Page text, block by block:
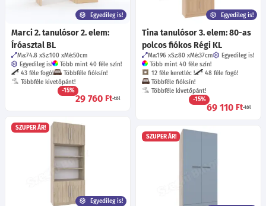
Egyedileg is!
Marci 2. tanulósor 2. elem:
Íróasztal BL
Ma:74.8 Sz:100 Mé:50cm
Egyedileg is!
Több mint 40 féle szín!
43 féle fogó!
Többféle fióksín!
Többféle kivetőpánt!
-15%
29 760 Ft-tól
Egyedileg is!
Tina tanulósor 3. elem: 80-as
polcos fiókos Régi KL
Ma:196 Sz:80 Mé:37cm
Egyedileg is!
Több mint 40 féle szín!
12 féle keretléc !
48 féle fogó!
Többféle fióksín!
Többféle kivetőpánt!
-15%
69 110 Ft-tól
SZUPER ÁR!
Egyedileg is!
SZUPER ÁR!